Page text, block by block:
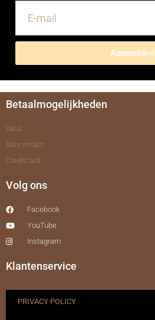
Aanmelden
Betaalmogelijkheden
Ideal
Bancontact
Creditcard
Volg ons
Facebook
YouTube
Instagram
Klantenservice
PRIVACY POLICY